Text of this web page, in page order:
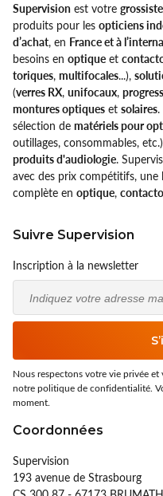
Supervision est votre grossiste
produits pour les opticiens
d’achat, en France et à
besoins en optique et
toriques, multifocales...),
(verres RX, unifocaux,
montures optiques et solaires.
sélection de matériels pour
outillages, consommables,
produits d'audiologie.
avec des prix compétitifs,
complète en optique,
Suivre Supervision
Inscription à la newsletter
Email
Nous respectons votre vie privée
notre politique de confidentialité.
moment.
Coordonnées
Supervision
193 avenue de Strasbourg